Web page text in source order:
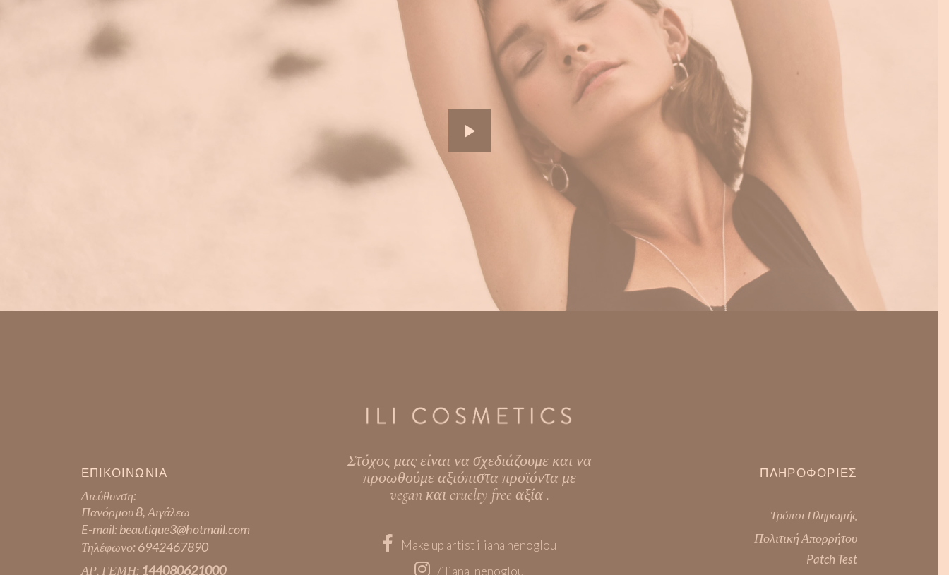
ΕΠΙΚΟΙΝΩΝΙΑ
Διεύθυνση:
Πανόρμου 8, Αιγάλεω
E-mail:beautique3@hotmail.com
Τηλέφωνο:6942467890
ΑΡ. ΓΕΜΗ: 144080621000
Στόχος μας είναι να σχεδιάζουμε και να
προωθούμε αξιόπιστα προϊόντα με
vegan και cruelty free αξία .
Make up artist iliana nenoglou
/iliana_nenoglou
ΠΛΗΡΟΦΟΡΊΕΣ
Τρόποι Πληρωμής
Πολιτική Απορρήτου
Patch Test